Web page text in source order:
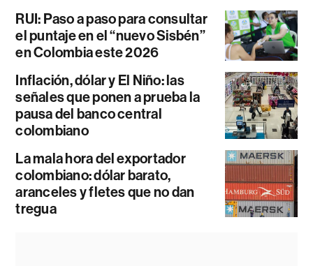
RUI: Paso a paso para consultar
el puntaje en el “nuevo Sisbén”
en Colombia este 2026
Inflación, dólar y El Niño: las
señales que ponen a prueba la
pausa del banco central
colombiano
La mala hora del exportador
colombiano: dólar barato,
aranceles y fletes que no dan
tregua